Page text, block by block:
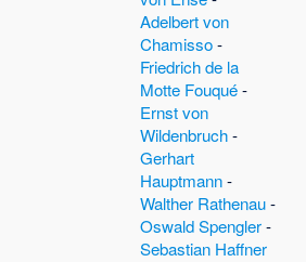
Adelbert von
Chamisso-
Friedrich de la
Motte Fouqué-
Ernst von
Wildenbruch-
Gerhart
Hauptmann-
Walther Rathenau-
Oswald Spengler-
Sebastian Haffner